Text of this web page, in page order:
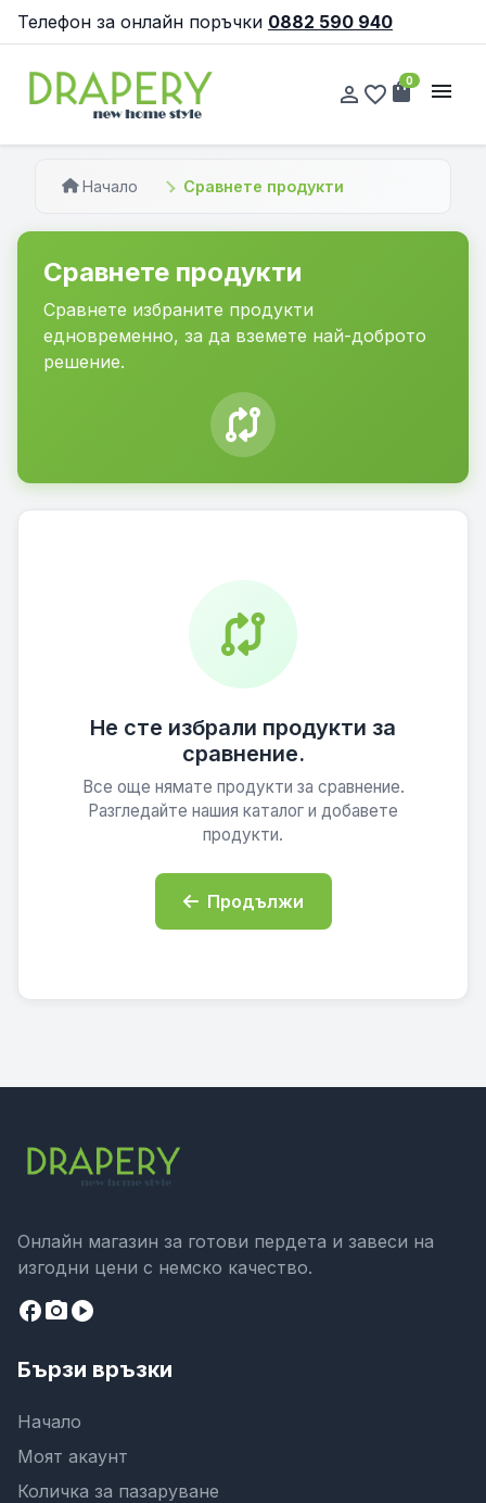
Телефон за онлайн поръчки 0882 590 940
person_outline favorite_border shopping_bag
0 menu
Начало Сравнете продукти
Сравнете продукти
Сравнете избраните продукти
едновременно, за да вземете най-доброто
решение.
Не сте избрали продукти за
сравнение.
Все още нямате продукти за сравнение.
Разгледайте нашия каталог и добавете
продукти.
Продължи
Онлайн магазин за готови пердета и завеси на
изгодни цени с немско качество.
facebookcamera_altplay_circle
Бързи връзки
Начало
Моят акаунт
Количка за пазаруване